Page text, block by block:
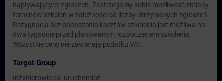
napływających zgłoszeń. Zastrzegamy sobie możliwość zmiany
terminów szkoleń w zależności od liczby otrzymanych zgłoszeń.
Rezygnacja bez ponoszenia kosztów szkolenia jest możliwa na
dwa tygodnie przed planowanym rozpoczęciem szkolenia.
Wszystkie ceny nie zawierają podatku VAT.
Target Group
Inżynierowie ds. uruchomień